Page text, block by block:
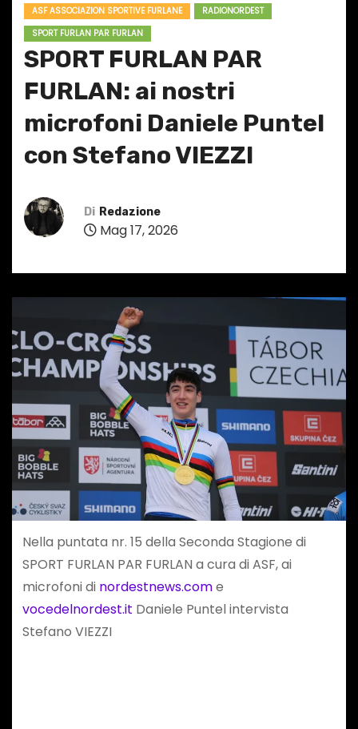
ASF ASSOCIAZION SPORTIVE FURLANE
RADIONORDEST
SPORT FURLAN PAR FURLAN
SPORT FURLAN PAR
FURLAN: ai nostri
microfoni Daniele Puntel
con Stefano VIEZZI
Di Redazione
Mag 17, 2026
Nella puntata nr. 15 della Seconda Stagione di
SPORT FURLAN PAR FURLAN a cura di ASF, ai
microfoni di nordestnews.come
vocedelnordest.it Daniele Puntel intervista
Stefano VIEZZI